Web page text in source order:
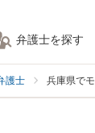
弁護士を探す
護士 兵庫県で